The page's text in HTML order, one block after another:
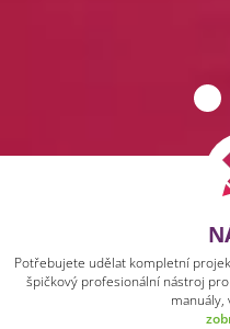
Potřebujete udělat kompletní
špičkový profesionální nástroj
manuály,